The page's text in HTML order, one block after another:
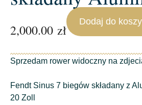
2,000.00 zł
Dodaj do
Sprzedam rower widoczny na
Fendt Sinus 7 biegów składany z
20 Zoll